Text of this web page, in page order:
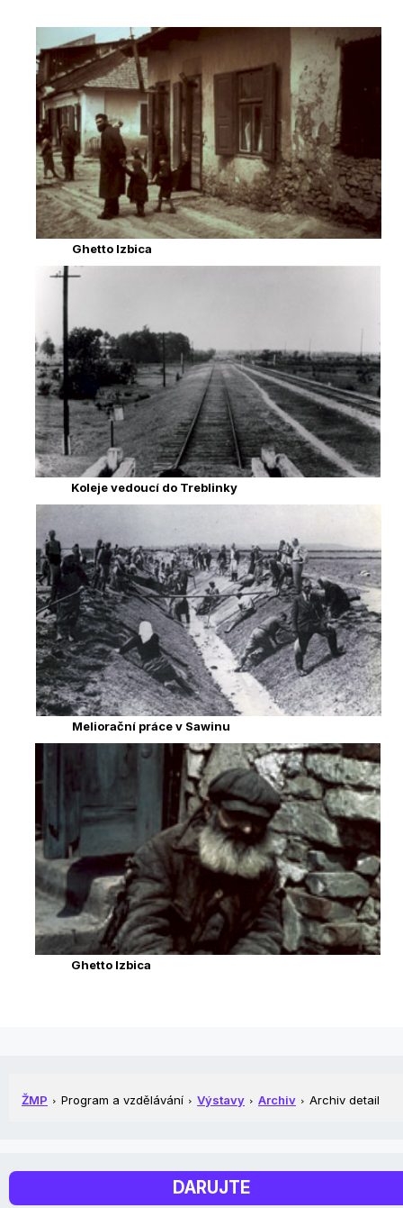
Ghetto Izbica
Koleje vedoucí do Treblinky
Meliorační práce v Sawinu
Ghetto Izbica
ŽMP Program a vzdělávání Výstavy Archiv Archiv detail
DARUJTE